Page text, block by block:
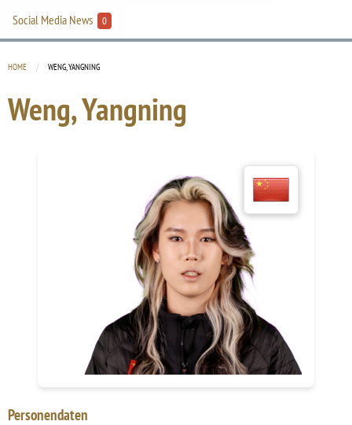
Social Media News
0
HOME CURRENT:
WENG, YANGNING
Weng, Yangning
Personendaten